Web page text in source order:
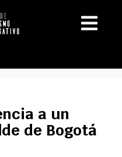
a un
de Bogotá